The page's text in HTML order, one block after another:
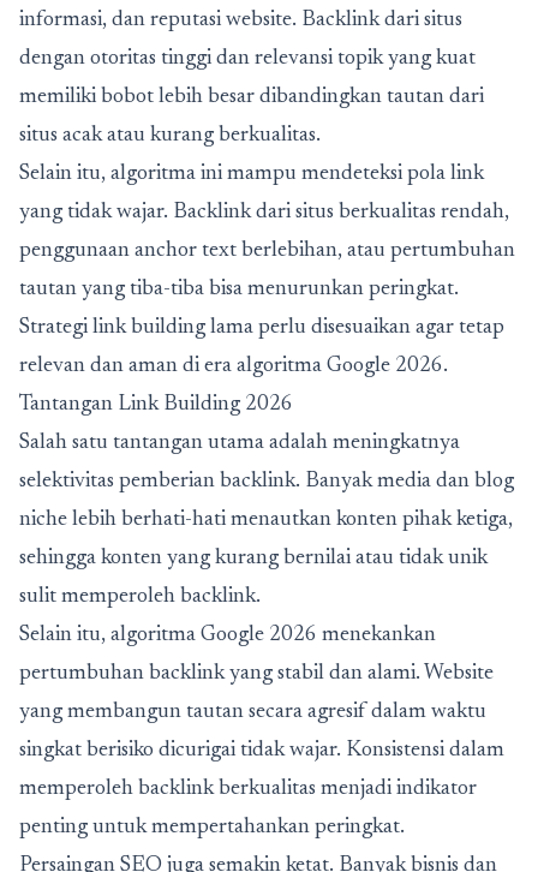
informasi, dan reputasi website. Backlink dari situs
dengan otoritas tinggi dan relevansi topik yang kuat
memiliki bobot lebih besar dibandingkan tautan dari
situs acak atau kurang berkualitas.
Selain itu, algoritma ini mampu mendeteksi pola link
yang tidak wajar. Backlink dari situs berkualitas rendah,
penggunaan anchor text berlebihan, atau pertumbuhan
tautan yang tiba-tiba bisa menurunkan peringkat.
Strategi link building lama perlu disesuaikan agar tetap
relevan dan aman di era algoritma Google 2026.
Tantangan Link Building 2026
Salah satu tantangan utama adalah meningkatnya
selektivitas pemberian backlink. Banyak media dan blog
niche lebih berhati-hati menautkan konten pihak ketiga,
sehingga konten yang kurang bernilai atau tidak unik
sulit memperoleh backlink.
Selain itu, algoritma Google 2026 menekankan
pertumbuhan backlink yang stabil dan alami. Website
yang membangun tautan secara agresif dalam waktu
singkat berisiko dicurigai tidak wajar. Konsistensi dalam
memperoleh backlink berkualitas menjadi indikator
penting untuk mempertahankan peringkat.
Persaingan SEO juga semakin ketat. Banyak bisnis dan